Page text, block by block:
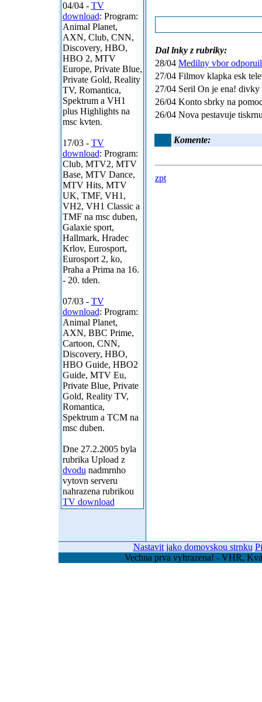
04/04 - TV
download: Program:
Animal Planet,
AXN, Club, CNN,
Discovery, HBO,
HBO 2, MTV
Europe, Private Blue,
Private Gold, Reality
TV, Romantica,
Spektrum a VH1
plus Highlights na
msc kvten.
17/03 - TV
download: Program:
Club, MTV2, MTV
Base, MTV Dance,
MTV Hits, MTV
UK, TMF, VH1,
VH2, VH1 Classic a
TMF na msc duben,
Galaxie sport,
Hallmark, Hradec
Krlov, Eurosport,
Eurosport 2, ko,
Praha a Prima na 16.
- 20. tden.
07/03 - TV
download: Program:
Animal Planet,
AXN, BBC Prime,
Cartoon, CNN,
Discovery, HBO,
HBO Guide, HBO2
Guide, MTV Eu,
Private Blue, Private
Gold, Reality TV,
Romantica,
Spektrum a TCM na
msc duben.
Dne 27.2.2005 byla
rubrika Upload z
dvodu nadmrnho
vytovn serveru
nahrazena rubrikou
TV download
Dal lnky z rubriky:
28/04 Medilny vbor
27/04 Filmov klapka esk
27/04 Seril On je ena! divky
26/04 Konto sbrky na
26/04 Nova pestavuje
Komente:
zpt
Nastavit jako domovskou strnku
Vechna prva vyhrazena! - VHR,